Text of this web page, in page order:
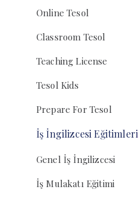
Online Tesol
Classroom Tesol
Teaching License
Tesol Kids
Prepare For Tesol
İş İngilizcesi Eğitimleri
Genel İş İngilizcesi
İş Mulakatı Eğitimi